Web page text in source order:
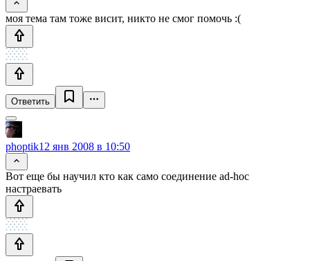
моя тема там тоже висит, никто не смог помочь :(
Ответить
phoptik12 янв 2008 в 10:50
Вот еще бы научил кто как само соединение ad-hoc
настраевать